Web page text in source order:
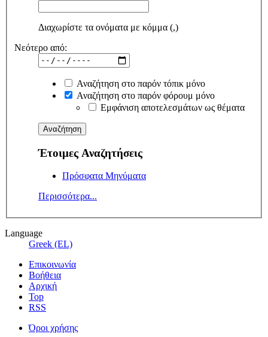
Διαχωρίστε τα ονόματα με κόμμα (,)
Νεότερο από:
Αναζήτηση στο παρόν τόπικ μόνο
Αναζήτηση στο παρόν φόρουμ μόνο
Εμφάνιση αποτελεσμάτων ως θέματα
Έτοιμες Αναζητήσεις
Πρόσφατα Μηνύματα
Περισσότερα...
Language
Greek (EL)
Επικοινωνία
Βοήθεια
Αρχική
Top
RSS
Όροι χρήσης